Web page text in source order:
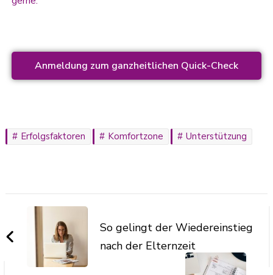
Anmeldung zum ganzheitlichen Quick-Check
Erfolgsfaktoren Komfortzone Unterstützung
So gelingt der Wiedereinstieg
nach der Elternzeit